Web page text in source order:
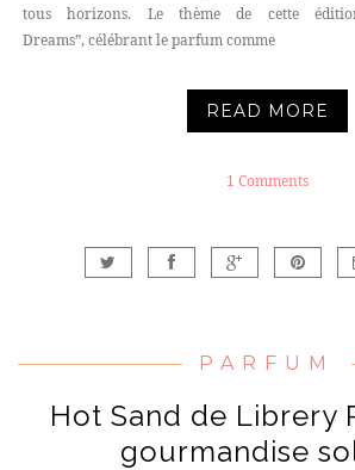
tous horizons. Le thème de cette
Dreams”, célébrant le parfum comme
READ MORE
1 Comments
PARFUM
Hot Sand de Librery
gourmandise